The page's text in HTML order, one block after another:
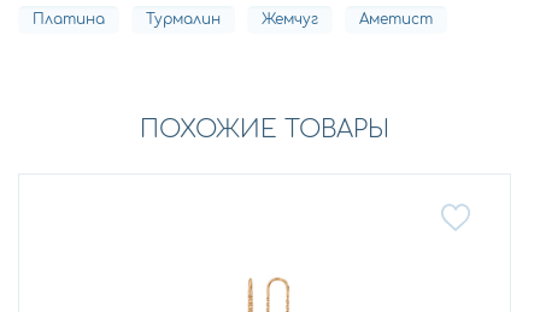
Платина Турмалин Жемчуг Аметист
ПОХОЖИЕ ТОВАРЫ